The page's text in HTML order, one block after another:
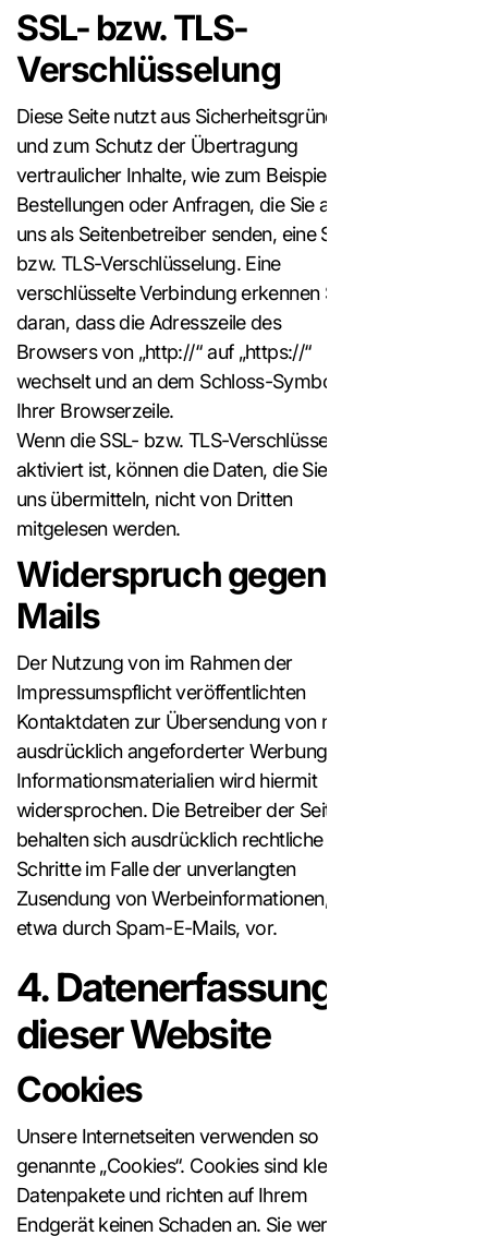
SSL- bzw. TLS-
Verschlüsselung
Diese Seite nutzt aus Sicherheitsgründen
und zum Schutz der Übertragung
vertraulicher Inhalte, wie zum Beispiel
Bestellungen oder Anfragen, die Sie an
uns als Seitenbetreiber senden, eine SSL-
bzw. TLS-Verschlüsselung. Eine
verschlüsselte Verbindung erkennen Sie
daran, dass die Adresszeile des
Browsers von „http://“ auf „https://“
wechselt und an dem Schloss-Symbol in
Ihrer Browserzeile.
Wenn die SSL- bzw. TLS-Verschlüsselung
aktiviert ist, können die Daten, die Sie an
uns übermitteln, nicht von Dritten
mitgelesen werden.
Widerspruch gegen Werbe-E-
Mails
Der Nutzung von im Rahmen der
Impressumspflicht veröffentlichten
Kontaktdaten zur Übersendung von nicht
ausdrücklich angeforderter Werbung und
Informationsmaterialien wird hiermit
widersprochen. Die Betreiber der Seiten
behalten sich ausdrücklich rechtliche
Schritte im Falle der unverlangten
Zusendung von Werbeinformationen,
etwa durch Spam-E-Mails, vor.
4. Datenerfassung auf
dieser Website
Cookies
Unsere Internetseiten verwenden so
genannte „Cookies“. Cookies sind kleine
Datenpakete und richten auf Ihrem
Endgerät keinen Schaden an. Sie werden